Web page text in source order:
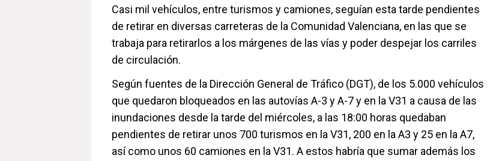
Casi mil vehículos, entre turismos y camiones, seguían esta tarde pendientes
de retirar en diversas carreteras de la Comunidad Valenciana, en las que se
trabaja para retirarlos a los márgenes de las vías y poder despejar los carriles
de circulación.
Según fuentes de la Dirección General de Tráfico (DGT), de los 5.000 vehículos
que quedaron bloqueados en las autovías A-3 y A-7 y en la V31 a causa de las
inundaciones desde la tarde del miércoles, a las 18:00 horas quedaban
pendientes de retirar unos 700 turismos en la V31, 200 en la A3 y 25 en la A7,
así como unos 60 camiones en la V31. A estos habría que sumar además los